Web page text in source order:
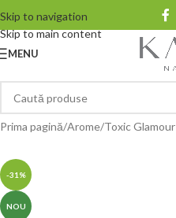
Skip to navigation
Skip to main content
MENU
Prima pagină/Arome/Toxic Glamour
-31%
NOU